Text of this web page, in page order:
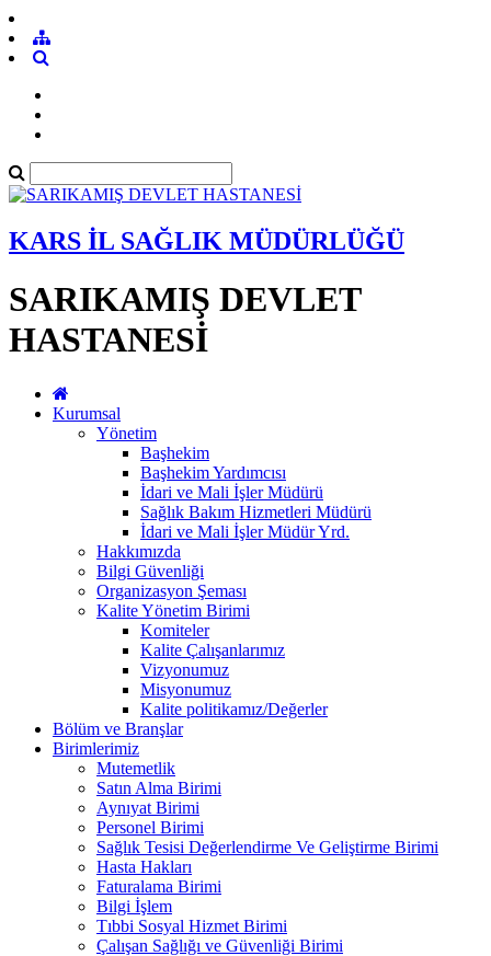
KARS İL SAĞLIK MÜDÜRLÜĞÜ
SARIKAMIŞ DEVLET
HASTANESİ
Kurumsal
Yönetim
Başhekim
Başhekim Yardımcısı
İdari ve Mali İşler Müdürü
Sağlık Bakım Hizmetleri Müdürü
İdari ve Mali İşler Müdür Yrd.
Hakkımızda
Bilgi Güvenliği
Organizasyon Şeması
Kalite Yönetim Birimi
Komiteler
Kalite Çalışanlarımız
Vizyonumuz
Misyonumuz
Kalite politikamız/Değerler
Bölüm ve Branşlar
Birimlerimiz
Mutemetlik
Satın Alma Birimi
Aynıyat Birimi
Personel Birimi
Sağlık Tesisi Değerlendirme Ve Geliştirme Birimi
Hasta Hakları
Faturalama Birimi
Bilgi İşlem
Tıbbi Sosyal Hizmet Birimi
Çalışan Sağlığı ve Güvenliği Birimi